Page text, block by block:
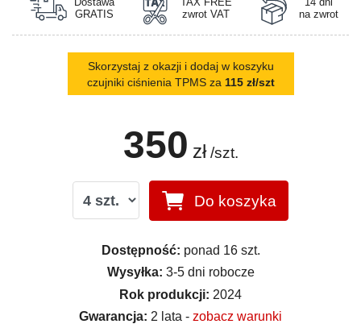
GRATIS
zwrot VAT
na zwrot
Skorzystaj z okazji i dodaj w koszyku
czujniki ciśnienia TPMS za 115 zł/szt
350 zł /szt.
Do koszyka
Dostępność: ponad 16 szt.
Wysyłka: 3-5 dni robocze
Rok produkcji: 2024
Gwarancja: 2 lata - zobacz warunki